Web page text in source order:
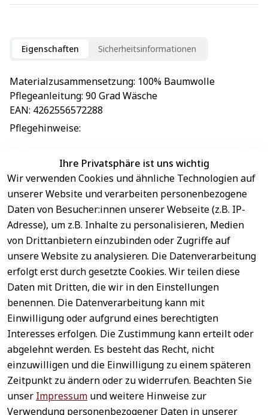
Eigenschaften Sicherheitsinformationen
Materialzusammensetzung: 100% Baumwolle
Pflegeanleitung: 90 Grad Wäsche
EAN: 4262556572288
Pflegehinweise:
EU-Verantwortliche Person - klicken Sie für Details
Ihre Privatsphäre ist uns wichtig
Wir verwenden Cookies und ähnliche Technologien auf
unserer Website und verarbeiten personenbezogene
Daten von Besucher:innen unserer Webseite (z.B. IP-
Adresse), um z.B. Inhalte zu personalisieren, Medien
von Drittanbietern einzubinden oder Zugriffe auf
unsere Website zu analysieren. Die Datenverarbeitung
erfolgt erst durch gesetzte Cookies. Wir teilen diese
Daten mit Dritten, die wir in den Einstellungen
benennen. Die Datenverarbeitung kann mit
Einwilligung oder aufgrund eines berechtigten
Interesses erfolgen. Die Zustimmung kann erteilt oder
abgelehnt werden. Es besteht das Recht, nicht
einzuwilligen und die Einwilligung zu einem späteren
Zeitpunkt zu ändern oder zu widerrufen. Beachten Sie
unser Impressum und weitere Hinweise zur
Verwendung personenbezogener Daten in unserer
Rechtliches
AGB
Impressum
Datenschutz
Widerrufsrecht
Widerrufsform
Service
Kontakt
Registrieren
Zahlung &
Versand
Newsletter
Sichere
Zahlungsar
ten
Schneller